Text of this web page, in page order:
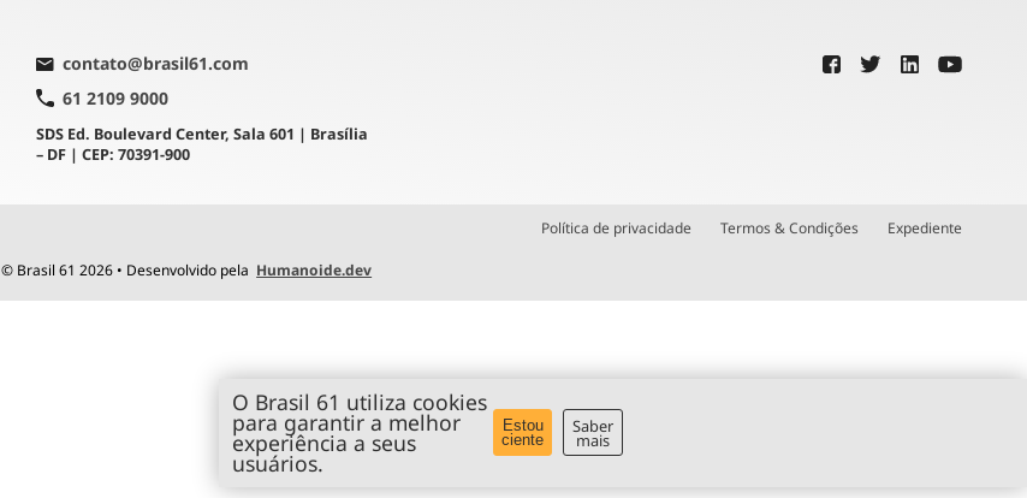
contato@brasil61.com
61 2109 9000
SDS Ed. Boulevard Center, Sala 601 | Brasília
– DF | CEP: 70391-900
Política de privacidade Termos & Condições Expediente
© Brasil 61 2026 • Desenvolvido pela Humanoide.dev
O Brasil 61 utiliza cookies
para garantir a melhor
experiência a seus
usuários.
Estou
ciente
Saber
mais